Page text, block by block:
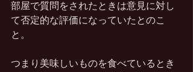
部屋で質問をされたときは意見に対し
て否定的な評価になっていたとのこ
と。
つまり美味しいものを食べているとき